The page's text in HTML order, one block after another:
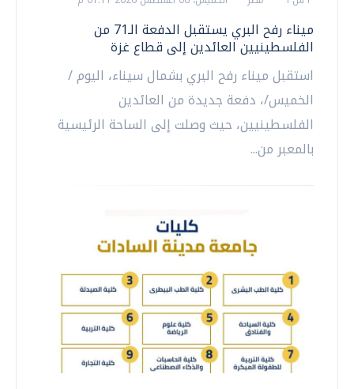
ميناء رفح البري يستقبل الدفعة الـ71 من
الفلسطينيين العائدين إلى قطاع غزة
استقبل ميناء رفح البري بشمال سيناء، اليوم /
الخميس/، دفعة جديدة من العائدين
الفلسطينيين، حيث وصلت إلى الساحة الرئيسية
بالمعبر من...